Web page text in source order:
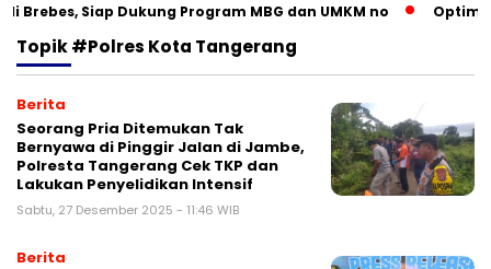
Brebes, Siap Dukung Program MBG dan UMKM no
Topik#Polres Kota Tangerang
Berita
Seorang Pria Ditemukan Tak
Bernyawa di Pinggir Jalan di Jambe,
Polresta Tangerang Cek TKP dan
Lakukan Penyelidikan Intensif
Sabtu, 27 Desember 2025 - 11:46 WIB
Berita